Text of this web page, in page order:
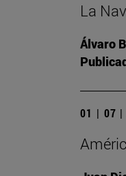
La
Álvaro
01 | 07 |